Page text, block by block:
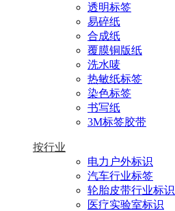
透明标签
易碎纸
合成纸
覆膜铜版纸
洗水唛
热敏纸标签
染色标签
书写纸
3M标签胶带
按行业
电力户外标识
汽车行业标签
轮胎皮带行业标识
医疗实验室标识